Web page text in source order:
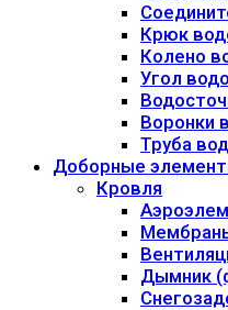
Крюк
Колено
Угол
Воронки
Труба
Доборные
Кровля
Дымник